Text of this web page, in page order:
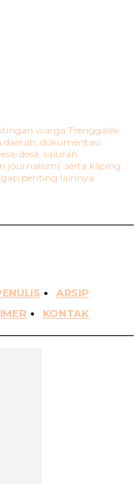
warga Trenggalek
dokumentasi
desa, saluran
journalism), serta kliping
penting lainnya.
ARSIP
KONTAK